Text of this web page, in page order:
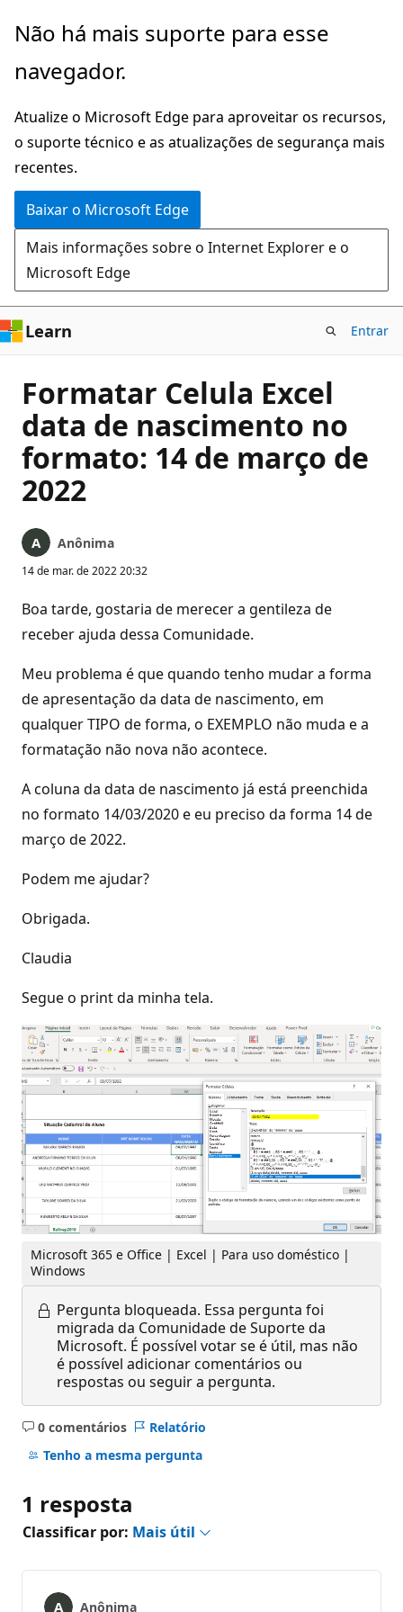
Pular
o
principal
Não há mais suporte para esse
navegador.
Atualize o Microsoft Edge para aproveitar os recursos,
o suporte técnico e as atualizações de segurança mais
recentes.
Baixar o Microsoft Edge
Mais informações sobre o Internet Explorer e o
Microsoft Edge
Learn Entrar
Formatar Celula Excel
data de nascimento no
formato: 14 de março de
2022
Anônima
14 de mar. de 2022 20:32
Boa tarde, gostaria de merecer a gentileza de
receber ajuda dessa Comunidade.
Meu problema é que quando tenho mudar a forma
de apresentação da data de nascimento, em
qualquer TIPO de forma, o EXEMPLO não muda e a
formatação não nova não acontece.
A coluna da data de nascimento já está preenchida
no formato 14/03/2020 e eu preciso da forma 14 de
março de 2022.
Podem me ajudar?
Obrigada.
Claudia
Segue o print da minha tela.
Microsoft 365 e Office | Excel | Para uso doméstico |
Windows
Pergunta bloqueada. Essa pergunta foi
migrada da Comunidade de Suporte da
Microsoft. É possível votar se é útil, mas não
é possível adicionar comentários ou
respostas ou seguir a pergunta.
0 comentários
Sem
comentários
Relatório
Tenho a mesma pergunta
1 resposta
Classificar por: Mais útil
Anônima